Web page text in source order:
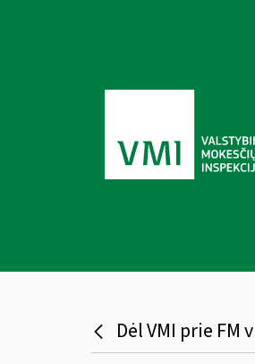
Dėl VMI prie